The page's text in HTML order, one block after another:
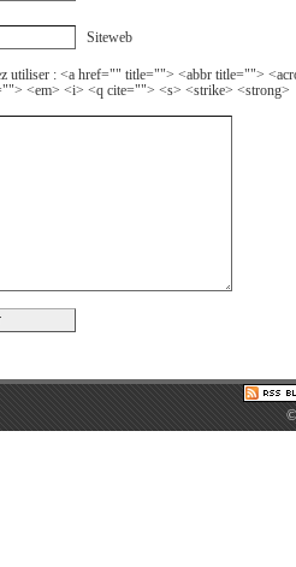
Siteweb
utiliser : <a href="" title=""> <abbr title="">
<em> <i> <q cite=""> <s> <strike> <strong>